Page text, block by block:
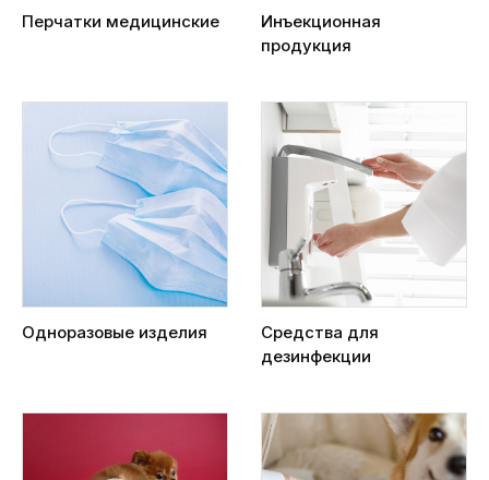
Перчатки медицинские
Инъекционная
продукция
Одноразовые изделия
Средства для
дезинфекции